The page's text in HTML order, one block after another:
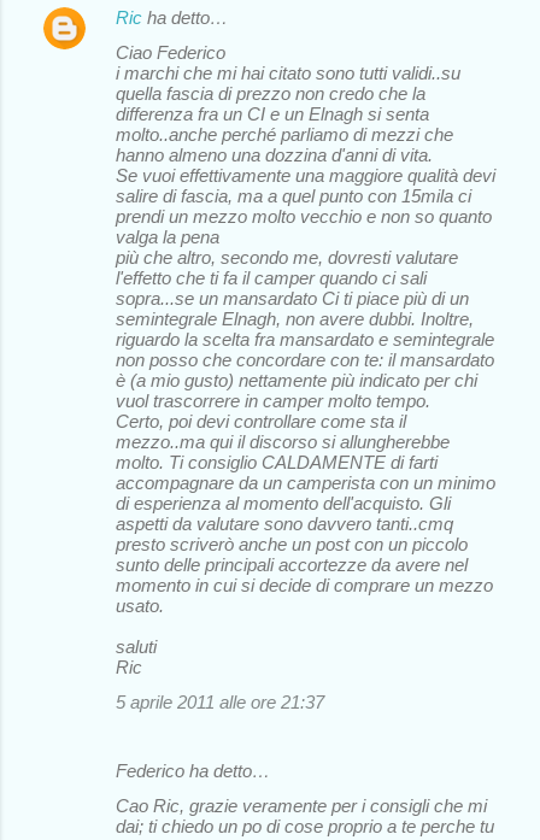
Ric ha detto…
Ciao Federico
i marchi che mi hai citato sono tutti validi..su
quella fascia di prezzo non credo che la
differenza fra un CI e un Elnagh si senta
molto..anche perché parliamo di mezzi che
hanno almeno una dozzina d'anni di vita.
Se vuoi effettivamente una maggiore qualità devi
salire di fascia, ma a quel punto con 15mila ci
prendi un mezzo molto vecchio e non so quanto
valga la pena
più che altro, secondo me, dovresti valutare
l'effetto che ti fa il camper quando ci sali
sopra...se un mansardato Ci ti piace più di un
semintegrale Elnagh, non avere dubbi. Inoltre,
riguardo la scelta fra mansardato e semintegrale
non posso che concordare con te: il mansardato
è (a mio gusto) nettamente più indicato per chi
vuol trascorrere in camper molto tempo.
Certo, poi devi controllare come sta il
mezzo..ma qui il discorso si allungherebbe
molto. Ti consiglio CALDAMENTE di farti
accompagnare da un camperista con un minimo
di esperienza al momento dell'acquisto. Gli
aspetti da valutare sono davvero tanti..cmq
presto scriverò anche un post con un piccolo
sunto delle principali accortezze da avere nel
momento in cui si decide di comprare un mezzo
usato.
saluti
Ric
5 aprile 2011 alle ore 21:37
Federico ha detto…
Cao Ric, grazie veramente per i consigli che mi
dai; ti chiedo un po di cose proprio a te perche tu